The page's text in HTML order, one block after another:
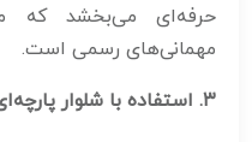
حرفه‌ای می‌بخشد که
مهمانی‌های رسمی است.
۳. استفاده با شلوار